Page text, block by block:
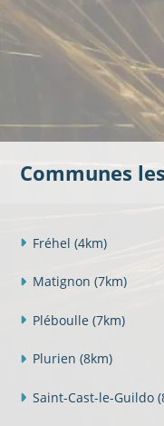
Communes
Fréhel (4km)
Matignon (7km)
Pléboulle (7km)
Plurien (8km)
Saint-Cast-le-Guildo